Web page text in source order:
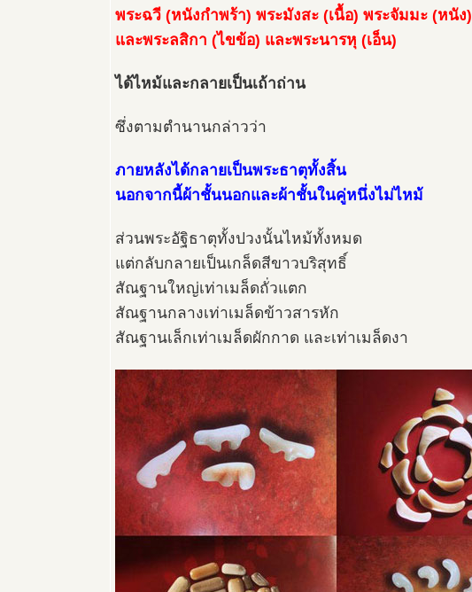
พระฉวี (หนังกำพร้า) พระมังสะ (เนื้อ) พระจัมมะ (หนัง)
และพระลสิกา (ไขข้อ) และพระนารหุ (เอ็น)
ได้ไหม้และกลายเป็นเถ้าถ่าน
ซึ่งตามตำนานกล่าวว่า
ภายหลังได้กลายเป็นพระธาตุทั้งสิ้น
นอกจากนี้ผ้าชั้นนอกและผ้าชั้นในคู่หนึ่งไม่ไหม้
ส่วนพระอัฐิธาตุทั้งปวงนั้นไหม้ทั้งหมด
แต่กลับกลายเป็นเกล็ดสีขาวบริสุทธิ์
สัณฐานใหญ่เท่าเมล็ดถั่วแตก
สัณฐานกลางเท่าเมล็ดข้าวสารหัก
สัณฐานเล็กเท่าเมล็ดผักกาด และเท่าเมล็ดงา